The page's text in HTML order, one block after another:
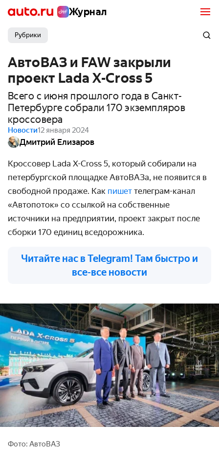
Журнал
Рубрики
АвтоВАЗ и FAW закрыли
проект Lada X-Cross 5
Всего с июня прошлого года в Санкт-
Петербурге собрали 170 экземпляров
кроссовера
Новости12 января 2024
Дмитрий Елизаров
Кроссовер Lada X-Cross 5, который собирали на
петербургской площадке АвтоВАЗа, не появится в
свободной продаже. Как пишет телеграм-канал
«Автопоток» со ссылкой на собственные
источники на предприятии, проект закрыт после
сборки 170 единиц вседорожника.
Читайте нас в Telegram! Там быстро и
все-все новости
Фото: АвтоВАЗ